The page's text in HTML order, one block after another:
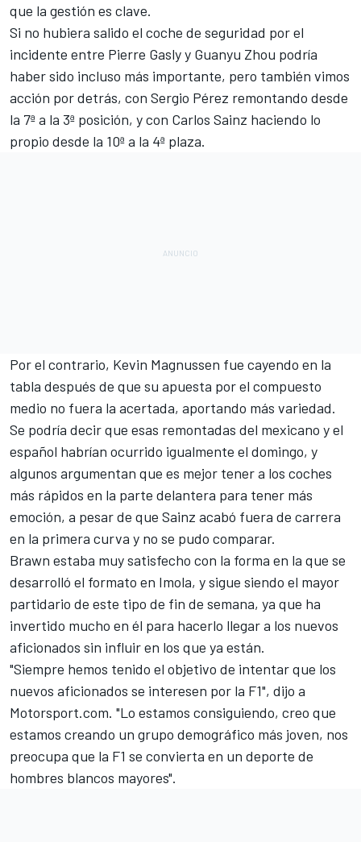
que la gestión es clave.
Si no hubiera salido el coche de seguridad por el
incidente entre Pierre Gaslyy Guanyu Zhou podría
haber sido incluso más importante, pero también vimos
acción por detrás, con Sergio Pérez remontando desde
la 7ª a la 3ª posición, y con Carlos Sainz haciendo lo
propio desde la 10ª a la 4ª plaza.
Por el contrario, Kevin Magnussen fue cayendo en la
tabla después de que su apuesta por el compuesto
medio no fuera la acertada, aportando más variedad.
Se podría decir que esas remontadas del mexicano y el
español habrían ocurrido igualmente el domingo, y
algunos argumentan que es mejor tener a los coches
más rápidos en la parte delantera para tener más
emoción, a pesar de que Sainz acabó fuera de carrera
en la primera curva y no se pudo comparar.
Brawn estaba muy satisfecho con la forma en la que se
desarrolló el formato en Imola, y sigue siendo el mayor
partidario de este tipo de fin de semana, ya que ha
invertido mucho en él para hacerlo llegar a los nuevos
aficionados sin influir en los que ya están.
"Siempre hemos tenido el objetivo de intentar que los
nuevos aficionados se interesen por la F1", dijo a
Motorsport.com. "Lo estamos consiguiendo, creo que
estamos creando un grupo demográfico más joven, nos
preocupa que la F1 se convierta en un deporte de
hombres blancos mayores".